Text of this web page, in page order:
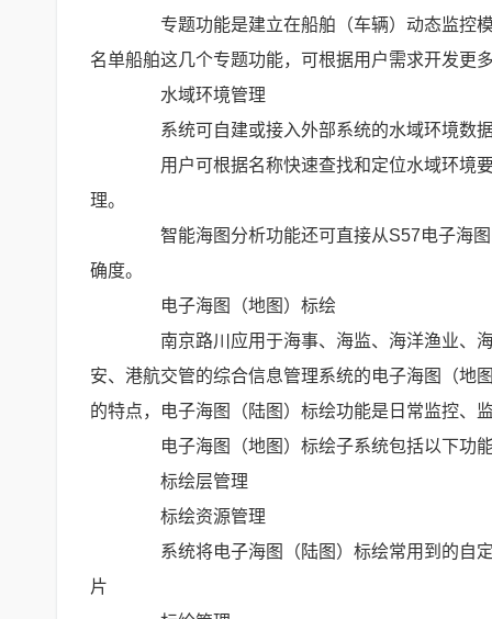
专题功能是建立在船舶（车辆）动态监控模
名单船舶这几个专题功能，可根据用户需求开发更
水域环境管理
系统可自建或接入外部系统的水域环境数据
用户可根据名称快速查找和定位水域环境要
理。
智能海图分析功能还可直接从S57电子海图
确度。
电子海图（地图）标绘
南京路川应用于海事、海监、海洋渔业、海
安、港航交管的综合信息管理系统的电子海图（地
的特点，电子海图（陆图）标绘功能是日常监控、
电子海图（地图）标绘子系统包括以下功
标绘层管理
标绘资源管理
系统将电子海图（陆图）标绘常用到的自定
片